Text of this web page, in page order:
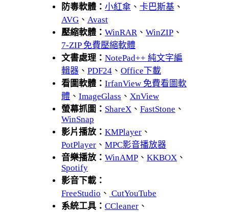
防毒軟體： 小紅傘 、 卡巴斯基 、
AVG 、 Avast
壓縮軟體： WinRAR、 WinZIP 、
7-ZIP 免費壓縮軟體
文書處理： NotePad++ 純文字編
輯器 、 PDF24 、 Office下載
看圖軟體： IrfanView 免費看圖軟
體 、 ImageGlass 、 XnView
螢幕抓圖： ShareX 、 FastStone 、
WinSnap
影片播放： KMPlayer 、
PotPlayer 、 MPC影音播放器
音樂播放： WinAMP 、 KKBOX 、
Spotify
影音下載：
FreeStudio 、 CutYouTube
系統工具： CCleaner 、